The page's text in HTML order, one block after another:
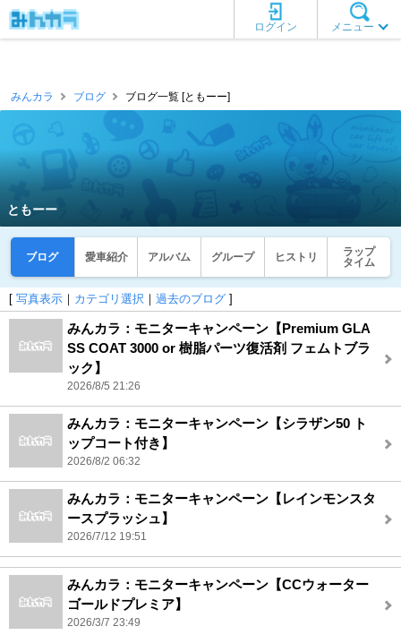
メニュー
ログイン
みんカラ ブログ ブログ一覧 [ともーー]
ともーー
ブログ 愛車紹介 アルバム グループ ヒストリ
ラップ
タイム
[ 写真表示 ｜ カテゴリ選択 ｜ 過去のブログ ]
みんカラ：モニターキャンペーン【Premium GLA
SS COAT 3000 or 樹脂パーツ復活剤 フェムトブラ
ック】
2026/8/5 21:26
みんカラ：モニターキャンペーン【シラザン50 ト
ップコート付き】
2026/8/2 06:32
みんカラ：モニターキャンペーン【レインモンスタ
ースプラッシュ】
2026/7/12 19:51
みんカラ：モニターキャンペーン【CCウォーター
ゴールドプレミア】
2026/3/7 23:49